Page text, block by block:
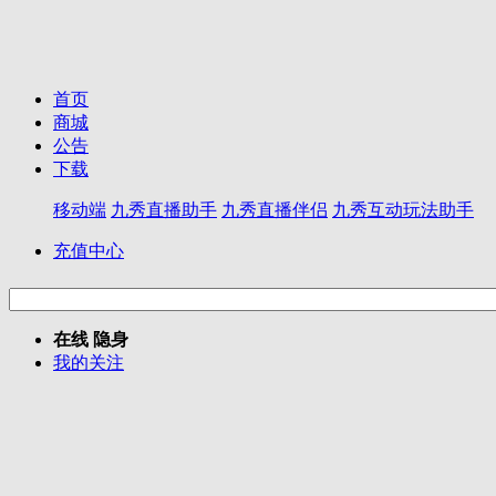
首页
商城
公告
下载
移动端 九秀直播助手 九秀直播伴侣 九秀互动玩法助手
充值中心
在线 隐身
我的关注